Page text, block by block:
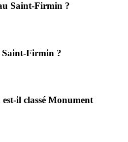
Saint-Firmin ?
Saint-Firmin ?
il classé Monument